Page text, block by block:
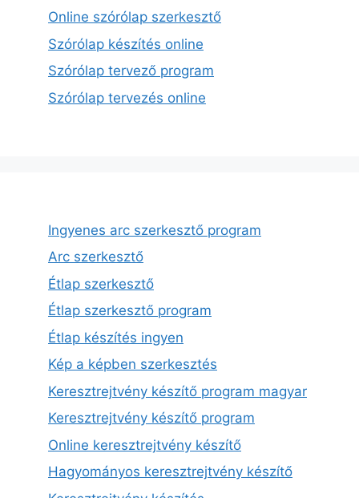
Online szórólap szerkesztő
Szórólap készítés online
Szórólap tervező program
Szórólap tervezés online
Ingyenes arc szerkesztő program
Arc szerkesztő
Étlap szerkesztő
Étlap szerkesztő program
Étlap készítés ingyen
Kép a képben szerkesztés
Keresztrejtvény készítő program magyar
Keresztrejtvény készítő program
Online keresztrejtvény készítő
Hagyományos keresztrejtvény készítő